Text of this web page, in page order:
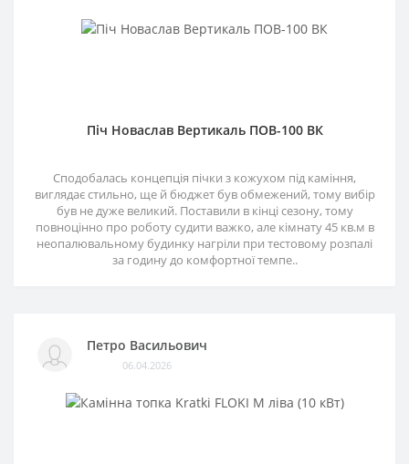
Піч Новаслав Вертикаль ПОВ-100 ВК
Сподобалась концепція пічки з кожухом під каміння,
виглядає стильно, ще й бюджет був обмежений, тому вибір
був не дуже великий. Поставили в кінці сезону, тому
повноцінно про роботу судити важко, але кімнату 45 кв.м в
неопалювальному будинку нагріли при тестовому розпалі
за годину до комфортної темпе..
Петро Васильович
06.04.2026